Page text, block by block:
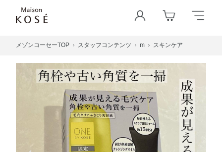
メゾンコーセーTOP スタッフコンテンツ m スキンケア